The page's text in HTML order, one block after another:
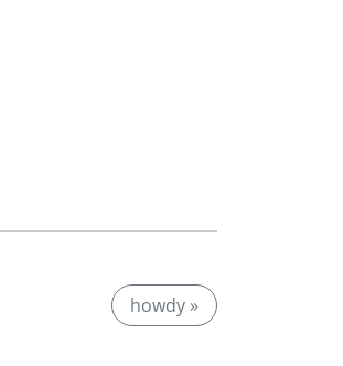
howdy »